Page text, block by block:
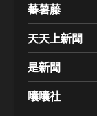
蕃薯藤
天天上新聞
是新聞
囔囔社